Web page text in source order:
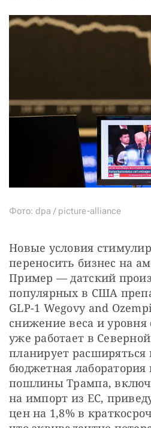
Фото: dpa / picture-alliance
Новые условия
переносить бизнес на
Пример — датский
популярных в США
GLP-1 Wegovy and
снижение веса и уровня
уже работает в
планирует
бюджетная лаборатория
пошлины Трампа,
на импорт из ЕС,
цен на 1,8% в